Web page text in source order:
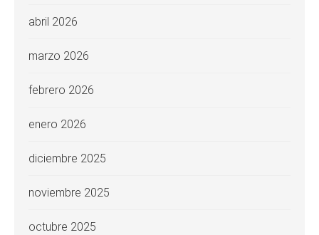
abril 2026
marzo 2026
febrero 2026
enero 2026
diciembre 2025
noviembre 2025
octubre 2025